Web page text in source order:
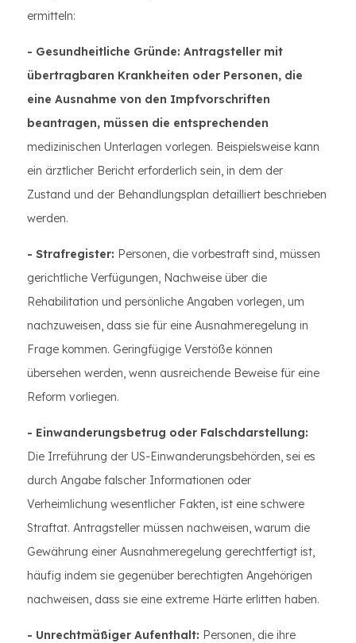
ermitteln:
- Gesundheitliche Gründe: Antragsteller mit
übertragbaren Krankheiten oder Personen, die
eine Ausnahme von den Impfvorschriften
beantragen, müssen die entsprechenden
medizinischen Unterlagen vorlegen. Beispielsweise kann
ein ärztlicher Bericht erforderlich sein, in dem der
Zustand und der Behandlungsplan detailliert beschrieben
werden.
- Strafregister: Personen, die vorbestraft sind, müssen
gerichtliche Verfügungen, Nachweise über die
Rehabilitation und persönliche Angaben vorlegen, um
nachzuweisen, dass sie für eine Ausnahmeregelung in
Frage kommen. Geringfügige Verstöße können
übersehen werden, wenn ausreichende Beweise für eine
Reform vorliegen.
- Einwanderungsbetrug oder Falschdarstellung:
Die Irreführung der US-Einwanderungsbehörden, sei es
durch Angabe falscher Informationen oder
Verheimlichung wesentlicher Fakten, ist eine schwere
Straftat. Antragsteller müssen nachweisen, warum die
Gewährung einer Ausnahmeregelung gerechtfertigt ist,
häufig indem sie gegenüber berechtigten Angehörigen
nachweisen, dass sie eine extreme Härte erlitten haben.
- Unrechtmäßiger Aufenthalt: Personen, die ihre